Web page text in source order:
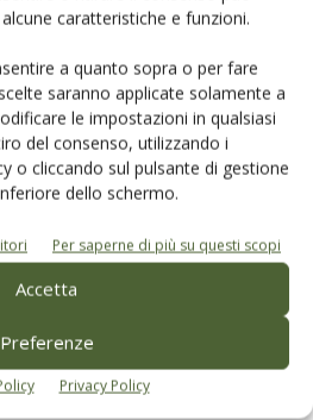
caratteristiche e funzioni.
a quanto sopra o per fare
saranno applicate solamente a
le impostazioni in qualsiasi
del consenso, utilizzando i
o cliccando sul pulsante di gestione
dello schermo.
Per saperne di più su questi scopi
Accetta
Preferenze
Privacy Policy
riservati. Sede legale Via Eritrea 21 -
IVA e Iscrizione al Registro delle
n. 69 del 05/03/2014. Precedentemente
n. 6776 del 04/03/1998
- DL 353/2003 conv. L. 46/2004, art. 1c.1:
marzo 2014